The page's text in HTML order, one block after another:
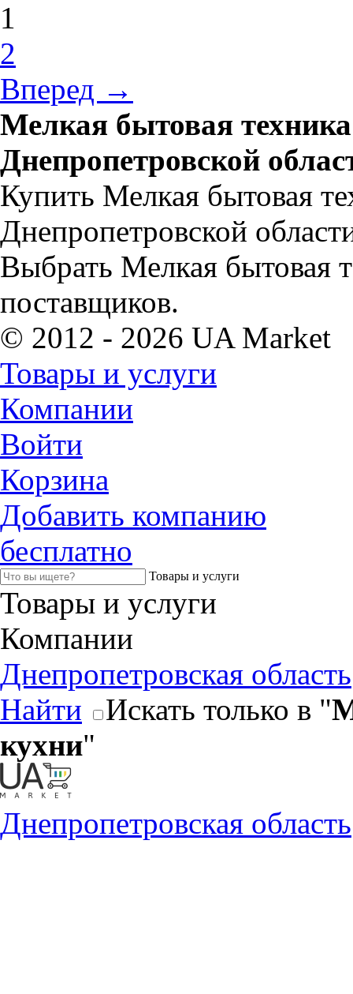
1
2
Вперед →
Мелкая бытовая
Днепропетровской
Купить Мелкая бытовая
Днепропетровской
Выбрать Мелкая бытовая
поставщиков.
© 2012 - 2026 UA Market
Товары и услуги
Компании
Войти
Корзина
Добавить компанию
бесплатно
Товары и услуги
Товары и услуги
Компании
Днепропетровская область
Найти
Искать только в "
кухни"
Днепропетровская область